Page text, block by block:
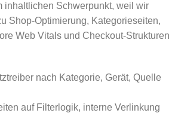
inhaltlichen Schwerpunkt, weil wir
Shop-Optimierung, Kategorieseiten,
Web Vitals und Checkout-Strukturen
nach Kategorie, Gerät, Quelle
auf Filterlogik, interne Verlinkung